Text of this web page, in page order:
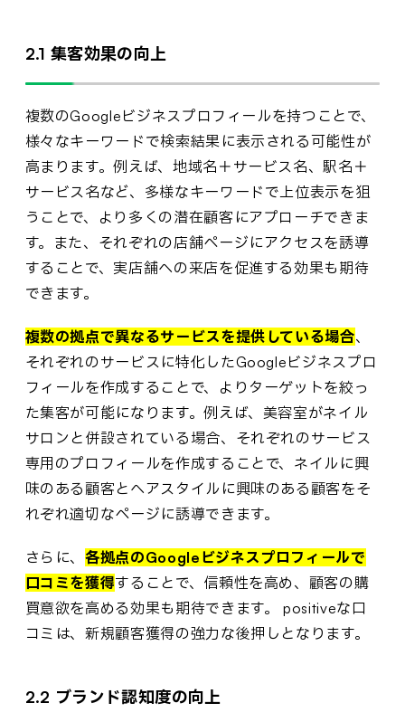
2.1 集客効果の向上
複数のGoogleビジネスプロフィールを持つことで、
様々なキーワードで検索結果に表示される可能性が
高まります。例えば、地域名＋サービス名、駅名＋
サービス名など、多様なキーワードで上位表示を狙
うことで、より多くの潜在顧客にアプローチできま
す。また、それぞれの店舗ページにアクセスを誘導
することで、実店舗への来店を促進する効果も期待
できます。
複数の拠点で異なるサービスを提供している場合、
それぞれのサービスに特化したGoogleビジネスプロ
フィールを作成することで、よりターゲットを絞っ
た集客が可能になります。例えば、美容室がネイル
サロンと併設されている場合、それぞれのサービス
専用のプロフィールを作成することで、ネイルに興
味のある顧客とヘアスタイルに興味のある顧客をそ
れぞれ適切なページに誘導できます。
さらに、各拠点のGoogleビジネスプロフィールで
口コミを獲得することで、信頼性を高め、顧客の購
買意欲を高める効果も期待できます。 positiveな口
コミは、新規顧客獲得の強力な後押しとなります。
2.2 ブランド認知度の向上